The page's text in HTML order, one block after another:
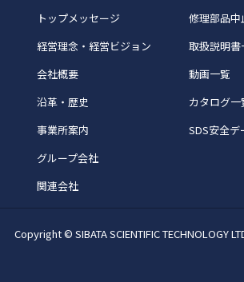
トップメッセージ
経営理念・経営ビジョン
会社概要
沿革・歴史
事業所案内
グループ会社
関連会社
修理部品中
取扱説明書
動画一覧
カタログ一
SDS安全デ
Copyright © SIBATA SCIENTIFIC TECHNOLOGY